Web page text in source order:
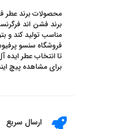
محصولات برند عطر
مناسب تولید کند و
تا انتخاب عطر ایده
برای مشاهده پیچ
ارسال سریع